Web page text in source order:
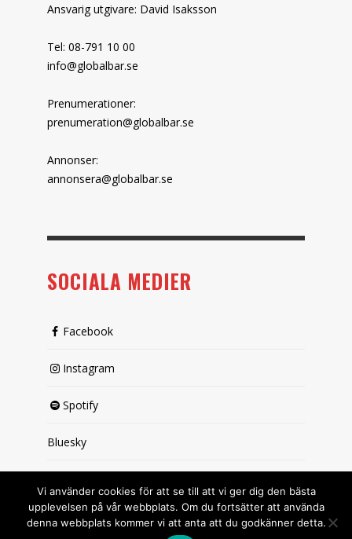
Ansvarig utgivare: David Isaksson
Tel: 08-791 10 00
info@globalbar.se
Prenumerationer:
prenumeration@globalbar.se
Annonser:
annonsera@globalbar.se
SOCIALA MEDIER
Facebook
Instagram
Spotify
Bluesky
Vi använder cookies för att se till att vi ger dig den bästa
upplevelsen på vår webbplats. Om du fortsätter att använda
denna webbplats kommer vi att anta att du godkänner detta.